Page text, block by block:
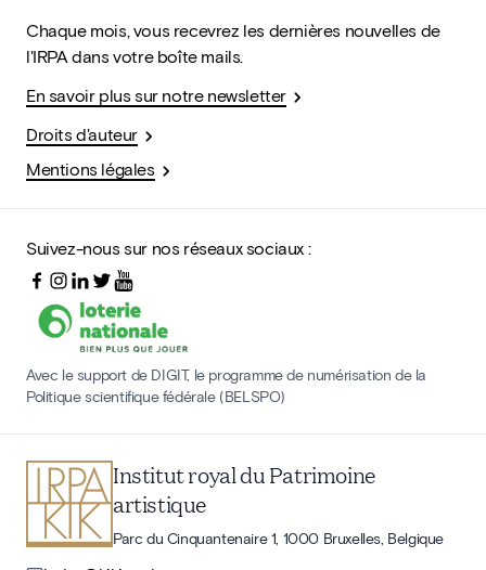
Chaque mois, vous recevrez les dernières nouvelles de
l'IRPA dans votre boîte mails.
En savoir plus sur notre newsletter
Droits d'auteur
Mentions légales
Suivez-nous sur nos réseaux sociaux :
Avec le support de DIGIT, le programme de numérisation de la
Politique scientifique fédérale (BELSPO)
Institut royal du Patrimoine
artistique
Parc du Cinquantenaire 1, 1000 Bruxelles, Belgique